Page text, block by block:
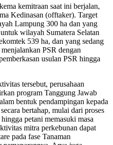
kemitraan saat ini berjalan,
Kedinasan (offtaker). Target
Lampung 300 ha dan yang
wilayah Sumatera Selatan
539 ha, dan yang sedang
PSR dengan
usulan PSR hingga
tersebut, perusahaan
program Tanggung Jawab
bentuk pendampingan kepada
bertahap, mulai dari proses
petani memasuki masa
mitra perkebunan dapat
pada fase Tanaman